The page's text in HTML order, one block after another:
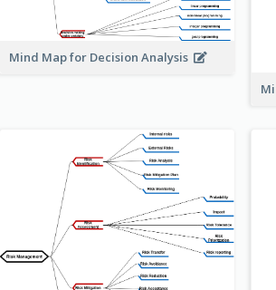
Mind Map for Decision Analysis